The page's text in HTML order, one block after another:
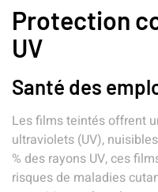
Protection
UV
Santé des
Les films teintés offrent
ultraviolets (UV),
% des rayons UV, ces
risques de maladies